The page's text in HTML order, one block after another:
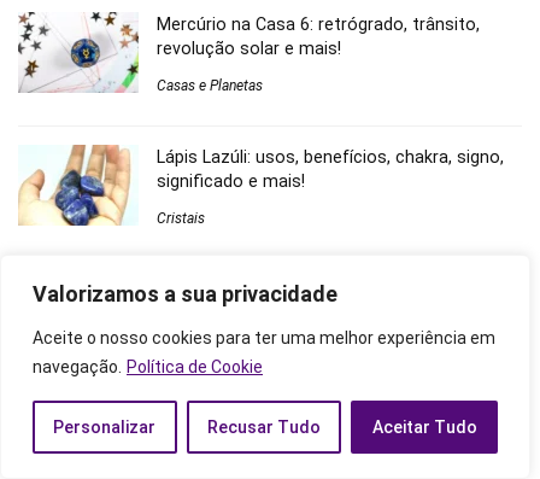
Valorizamos a sua privacidade
Aceite o nosso cookies para ter uma melhor experiência em
navegação.
Política de Cookie
Personalizar Recusar Tudo Aceitar Tudo
Mercúrio na Casa 6: retrógrado, trânsito,
revolução solar e mais!
Casas e Planetas
Lápis Lazúli: usos, benefícios, chakra, signo,
significado e mais!
Cristais
Comentários
9 simpatias para duas pessoas se odiarem: com pimenta e
com vinagre, pimenta e mais!